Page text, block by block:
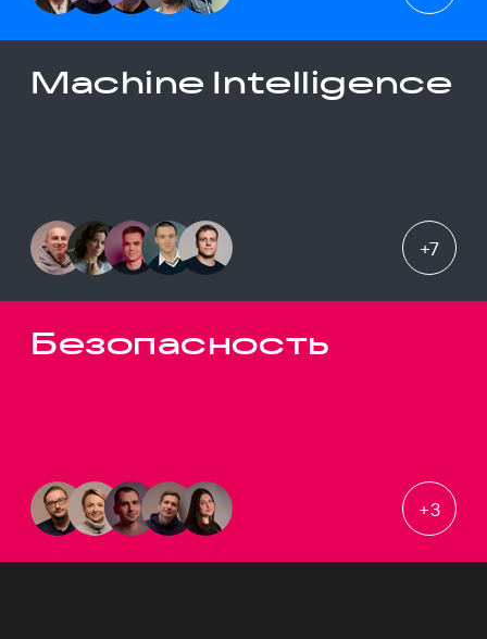
Machine Intelligence
+7
Безопасность
+3